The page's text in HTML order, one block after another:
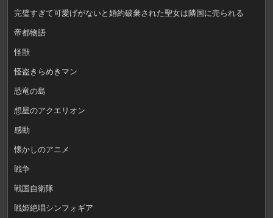
完璧すぎて可愛げがないと婚約破棄された聖女は隣国に売られる
帝都物語
怪獣
怪盗きらめきマン
恐竜の島
想星のアクエリオン
感動
懐かしのアニメ
戦争
戦国自衛隊
戦姫絶唱シンフォギア